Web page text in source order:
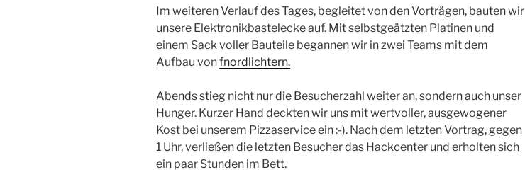
Im weiteren Verlauf des Tages, begleitet von den Vorträgen, bauten wir
unsere Elektronikbastelecke auf. Mit selbstgeätzten Platinen und
einem Sack voller Bauteile begannen wir in zwei Teams mit dem
Aufbau vonfnordlichtern.
Abends stieg nicht nur die Besucherzahl weiter an, sondern auch unser
Hunger. Kurzer Hand deckten wir uns mit wertvoller, ausgewogener
Kost bei unserem Pizzaservice ein :-). Nach dem letzten Vortrag, gegen
1 Uhr, verließen die letzten Besucher das Hackcenter und erholten sich
ein paar Stunden im Bett.